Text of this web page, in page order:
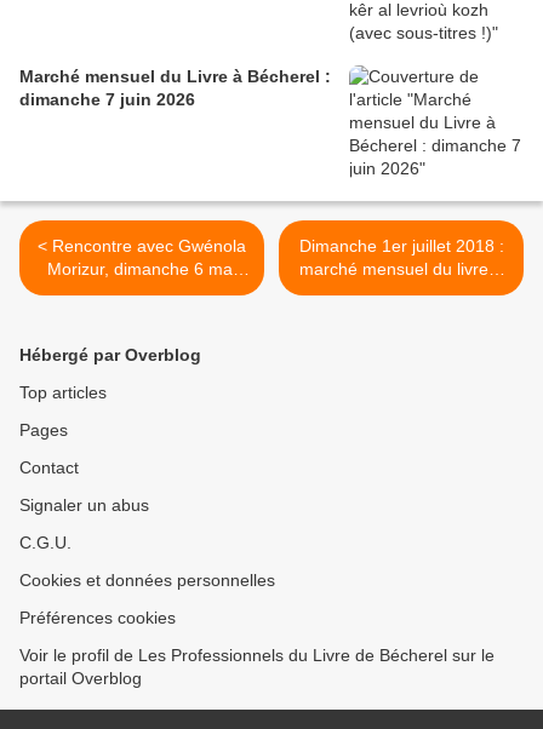
Marché mensuel du Livre à Bécherel :
dimanche 7 juin 2026
< Rencontre avec Gwénola
Morizur, dimanche 6 mai
2018 (marché du livre)
Dimanche 1er juillet 2018 :
marché mensuel du livre à
Bécherel >
Hébergé par Overblog
Top articles
Pages
Contact
Signaler un abus
C.G.U.
Cookies et données personnelles
Préférences cookies
Voir le profil de Les Professionnels du Livre de Bécherel sur le
portail Overblog